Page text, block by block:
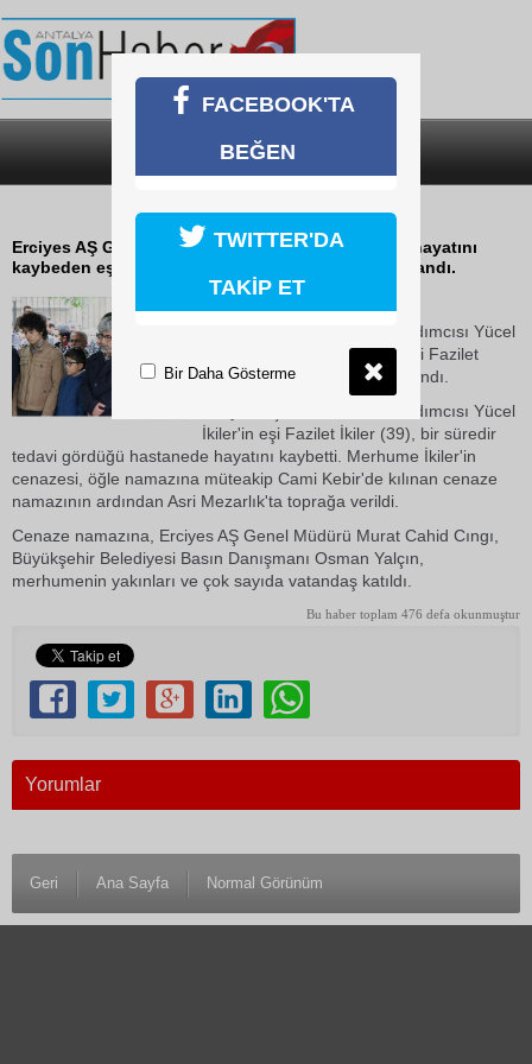
SON DAKİKA
YÜCEL İKİLER’İN ACI GÜNÜ
Erciyes AŞ Genel Müdür Yardımcısı Yücel İkiler'in hayatını
kaybeden eşi Fazilet İkiler, son yolculuğuna uğurlandı.
25 Ekim 2018 Perşembe 13:43
Erciyes AŞ Genel Müdür Yardımcısı Yücel
İkiler'in hayatını kaybeden eşi Fazilet
İkiler, son yolculuğuna uğurlandı.
Erciyes AŞ Genel Müdür Yardımcısı Yücel
İkiler'in eşi Fazilet İkiler (39), bir süredir
tedavi gördüğü hastanede hayatını kaybetti. Merhume İkiler'in
cenazesi, öğle namazına müteakip Cami Kebir'de kılınan cenaze
namazının ardından Asri Mezarlık'ta toprağa verildi.
Cenaze namazına, Erciyes AŞ Genel Müdürü Murat Cahid Cıngı,
Büyükşehir Belediyesi Basın Danışmanı Osman Yalçın,
merhumenin yakınları ve çok sayıda vatandaş katıldı.
Bu haber toplam 476 defa okunmuştur
Yorumlar
Geri Ana Sayfa Normal Görünüm
FACEBOOK'TA
BEĞEN
TWITTER'DA
TAKİP ET
Bir Daha Gösterme